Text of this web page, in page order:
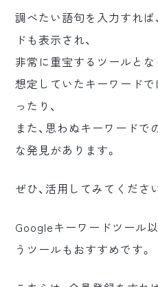
調べたい語句を入力すれば
ドも表示され、
非常に重宝するツールとな
想定していたキーワードで
ったり、
また、思わぬキーワードで
な発見があります。
ぜひ、活用してみてください
Googleキーワードツール
うツールもおすすめです。